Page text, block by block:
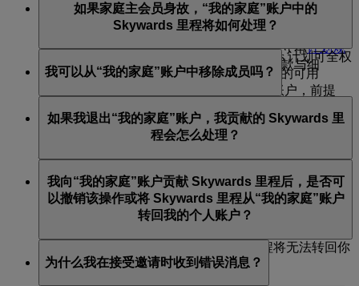
及我们的合作伙伴提供）
为支持阿联酋航空基金会项目的捐款
指定的 Skywards 专属优惠活动（须遵守本计划规
则 中关于 Skywards 专属优惠活动的条款与细
则）。
请注意，阿联酋航空可能随时修改合作伙伴名单。
*例外条件可能适用。请参阅各合作伙伴的条款与细则，了解更多详
情。
账户，但将损失剩余的所有 Skywards 里程。
如果家庭主会员身故，“我的家庭”账户中的
Skywards 里程将如何处理？
如果家庭主会员身故，阿联酋航空 Skywards 计划可全权
酌情决定，将已故会员在“我的家庭”账户中的可用
Skywards 里程激活后转至其法定受益人的账户，前提
时，“我的家庭”账户持有的里程余额不少于 2,000
我可以从“我的家庭”账户中移除成员吗？
果你是家庭主会员，可以登录账户并选择移除某位成
员。如果该成员年满 18 岁，我们将向其发送电子邮件，
Skywards 里程，也不能被纳入任何兑换中。
如果我退出“我的家庭”账户，我贡献的 Skywards 里
程会怎么处理？
在“我的家庭”账户中，供家庭主会员及其他家庭成员使
用。但是，如果你是家庭主会员，那么“我的家庭”账户
将被关闭，账户中所有剩余里程将作废。
我向“我的家庭”账户贡献 Skywards 里程后，是否可
以撤销该操作或将 Skywards 里程从“我的家庭”账户
转回我的个人账户？
你贡献给“我的家庭”账户的 Skywards 里程将无法转回你
的个人账户。
为什么我在接受邀请时收到错误消息？